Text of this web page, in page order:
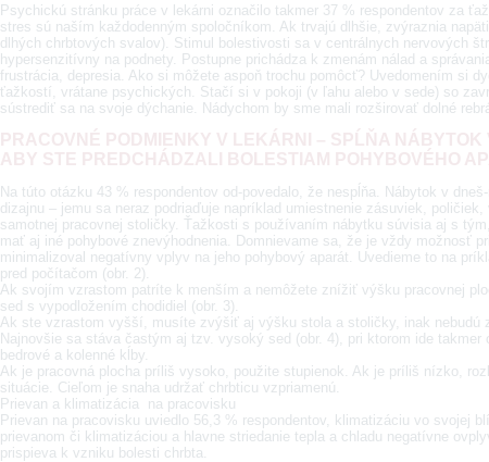
Psychickú stránku práce v lekárni označilo takmer 37 % respondentov za
stres sú naším každodenným spoločníkom. Ak trvajú dlhšie, zvýraznia
dlhých chrbtových svalov). Stimul bolestivosti sa v centrálnych nervových
hypersenzitívny na podnety. Postupne prichádza k zmenám nálad a
frustrácia, depresia. Ako si môžete aspoň trochu pomôcť? Uvedomením si
ťažkostí, vrátane psychických. Stačí si v pokoji (v ľahu alebo v sede) so
sústrediť sa na svoje dýchanie. Nádychom by sme mali rozširovať dolné
Na túto otázku 43 % respondentov od-povedalo, že nespĺňa. Nábytok v
dizajnu – jemu sa neraz podriaďuje napríklad umiestnenie zásuviek,
samotnej pracovnej stoličky. Ťažkosti s používaním nábytku súvisia aj s
mať aj iné pohybové znevýhodnenia. Domnievame sa, že je vždy možnosť
minimalizoval negatívny vplyv na jeho pohybový aparát. Uvedieme to na
pred počítačom (obr. 2).
Ak svojím vzrastom patríte k menším a nemôžete znížiť výšku pracovnej
sed s vypodložením chodidiel (obr. 3).
Ak ste vzrastom vyšší, musíte zvýšiť aj výšku stola a stoličky, inak nebudú
Najnovšie sa stáva častým aj tzv. vysoký sed (obr. 4), pri ktorom ide takmer
bedrové a kolenné kĺby.
Ak je pracovná plocha príliš vysoko, použite stupienok. Ak je príliš nízko,
situácie. Cieľom je snaha udržať chrbticu vzpriamenú.
Prievan a klimatizácia na pracovisku
Prievan na pracovisku uviedlo 56,3 % respondentov, klimatizáciu vo svojej
prievanom či klimatizáciou a hlavne striedanie tepla a chladu negatívne
prispieva k vzniku bolesti chrbta.